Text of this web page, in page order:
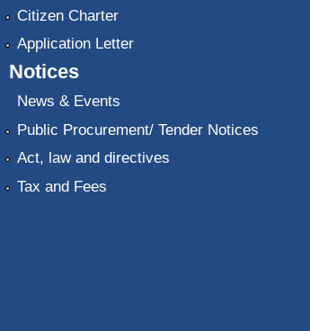
Citizen Charter
Application Letter
Notices
News & Events
Public Procurement/ Tender Notices
Act, law and directives
Tax and Fees